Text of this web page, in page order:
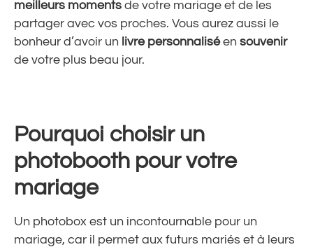
meilleurs moments de votre mariage et de les
partager avec vos proches. Vous aurez aussi le
bonheur d’avoir un livre personnaliséen souvenir
de votre plus beau jour.
Pourquoi choisir un
photobooth pour votre
mariage
Un photobox est un incontournable pour un
mariage, car il permet aux futurs mariés et à leurs